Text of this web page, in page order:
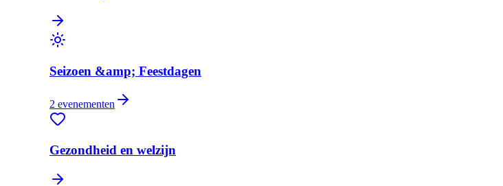
Seizoen &amp; Feestdagen
2 evenementen
Gezondheid en welzijn